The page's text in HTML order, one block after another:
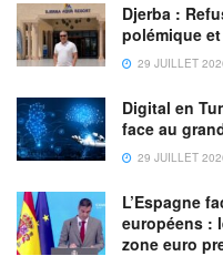
ou suivez Ogilvy sur
Facebook.com/Ogilvy,
Djerba :
polémique
29 JUILLET
Digital en
face au
29 JUILLET
L’Espagne
européens :
zone euro